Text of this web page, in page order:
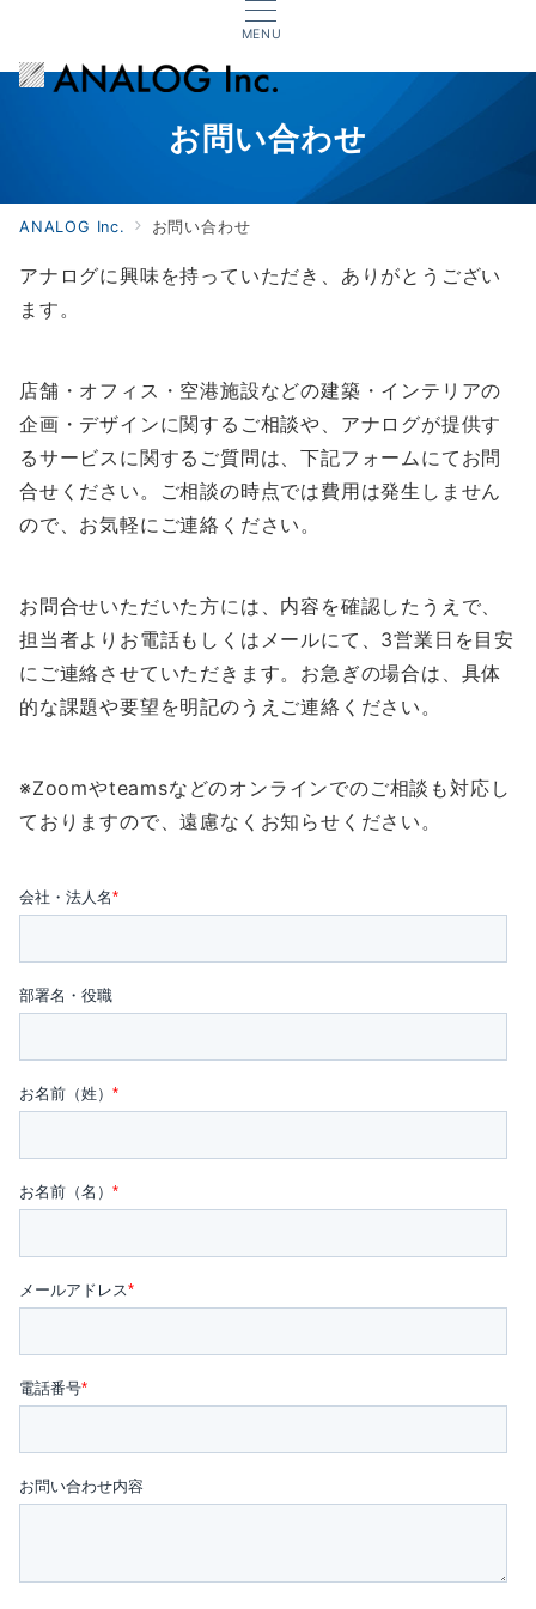
MENU
お問い合わせ
ANALOG Inc. お問い合わせ
アナログに興味を持っていただき、ありがとうござい
ます。
店舗・オフィス・空港施設などの建築・インテリアの
企画・デザインに関するご相談や、アナログが提供す
るサービスに関するご質問は、下記フォームにてお問
合せください。ご相談の時点では費用は発生しません
ので、お気軽にご連絡ください。
お問合せいただいた方には、内容を確認したうえで、
担当者よりお電話もしくはメールにて、3営業日を目安
にご連絡させていただきます。お急ぎの場合は、具体
的な課題や要望を明記のうえご連絡ください。
※Zoomやteamsなどのオンラインでのご相談も対応し
ておりますので、遠慮なくお知らせください。